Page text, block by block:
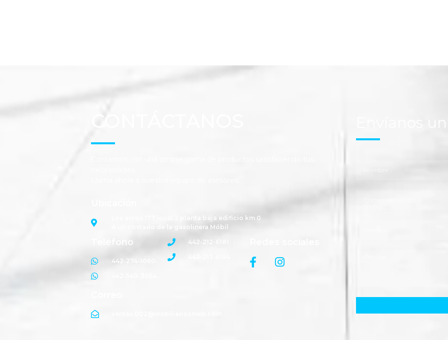
Los arcos 177 local 2 planta baja edificio km 0
A un costado de la gasolinera Móbil
Teléfono
442-274-1060
442-212-6181